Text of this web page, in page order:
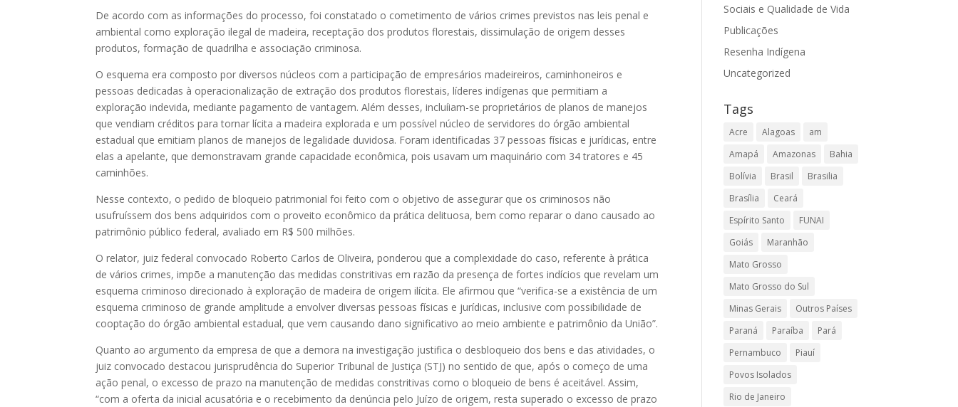
De acordo com as informações do processo, foi constatado o cometimento de vários crimes previstos nas leis penal e
ambiental como exploração ilegal de madeira, receptação dos produtos florestais, dissimulação de origem desses
produtos, formação de quadrilha e associação criminosa.
O esquema era composto por diversos núcleos com a participação de empresários madeireiros, caminhoneiros e
pessoas dedicadas à operacionalização de extração dos produtos florestais, líderes indígenas que permitiam a
exploração indevida, mediante pagamento de vantagem. Além desses, incluíiam-se proprietários de planos de manejos
que vendiam créditos para tornar lícita a madeira explorada e um possível núcleo de servidores do órgão ambiental
estadual que emitiam planos de manejos de legalidade duvidosa. Foram identificadas 37 pessoas físicas e jurídicas, entre
elas a apelante, que demonstravam grande capacidade econômica, pois usavam um maquinário com 34 tratores e 45
caminhões.
Nesse contexto, o pedido de bloqueio patrimonial foi feito com o objetivo de assegurar que os criminosos não
usufruíssem dos bens adquiridos com o proveito econômico da prática delituosa, bem como reparar o dano causado ao
patrimônio público federal, avaliado em R$ 500 milhões.
O relator, juiz federal convocado Roberto Carlos de Oliveira, ponderou que a complexidade do caso, referente à prática
de vários crimes, impõe a manutenção das medidas constritivas em razão da presença de fortes indícios que revelam um
esquema criminoso direcionado à exploração de madeira de origem ilícita. Ele afirmou que “verifica-se a existência de um
esquema criminoso de grande amplitude a envolver diversas pessoas físicas e jurídicas, inclusive com possibilidade de
cooptação do órgão ambiental estadual, que vem causando dano significativo ao meio ambiente e patrimônio da União”.
Quanto ao argumento da empresa de que a demora na investigação justifica o desbloqueio dos bens e das atividades, o
juiz convocado destacou jurisprudência do Superior Tribunal de Justiça (STJ) no sentido de que, após o começo de uma
ação penal, o excesso de prazo na manutenção de medidas constritivas como o bloqueio de bens é aceitável. Assim,
“com a oferta da inicial acusatória e o recebimento da denúncia pelo Juízo de origem, resta superado o excesso de prazo
Sociais e Qualidade de Vida
Publicações
Resenha Indígena
Uncategorized
Tags
Acre Alagoas
am
Amapá
Amazonas
Bahia
Bolívia
Brasil
Brasilia
Brasília
Ceará
Espírito Santo
FUNAI
Goiás
Maranhão
Mato Grosso
Mato Grosso do Sul
Minas Gerais
Outros Países
Paraná
Paraíba
Pará
Pernambuco
Piauí
Povos Isolados
Rio de Janeiro